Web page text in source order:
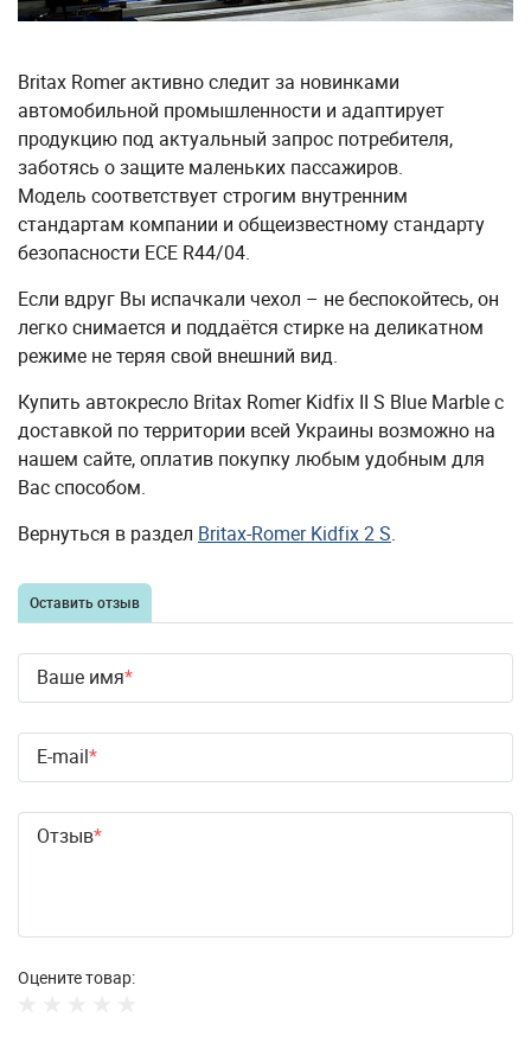
Britax Romer активно следит за новинками
автомобильной промышленности и адаптирует
продукцию под актуальный запрос потребителя,
заботясь о защите маленьких пассажиров.
Модель соответствует строгим внутренним
стандартам компании и общеизвестному стандарту
безопасности ECE R44/04.
Если вдруг Вы испачкали чехол – не беспокойтесь, он
легко снимается и поддаётся стирке на деликатном
режиме не теряя свой внешний вид.
Купить автокресло Britax Romer Kidfix II S Blue Marble с
доставкой по территории всей Украины возможно на
нашем сайте, оплатив покупку любым удобным для
Вас способом.
Вернуться в раздел Britax-Romer Kidfix 2 S.
Оставить отзыв
Ваше имя
E-mail
Отзыв
Оцените товар: